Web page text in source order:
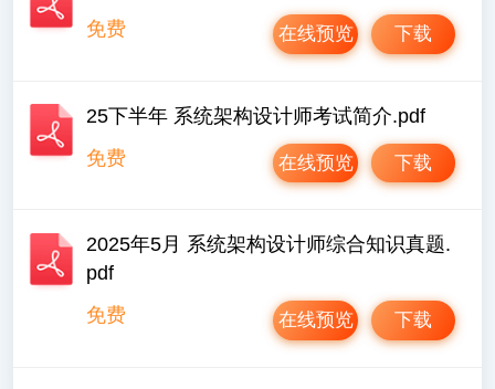
免费
下载
在线预览
25下半年 系统架构设计师考试简介.pdf
免费
下载
在线预览
2025年5月 系统架构设计师综合知识真题.
pdf
免费
下载
在线预览